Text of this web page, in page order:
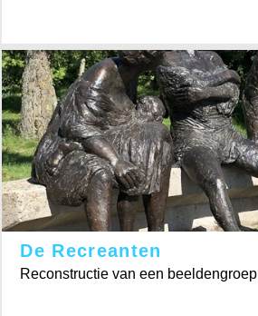
De Recreanten
Reconstructie van een beeldengroep